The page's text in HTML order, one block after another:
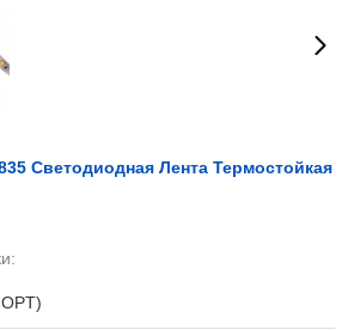
Светодиодная Лента Термостойкая